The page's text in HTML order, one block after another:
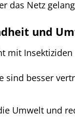
das Netz
und
mit
sind besser
Umwelt und